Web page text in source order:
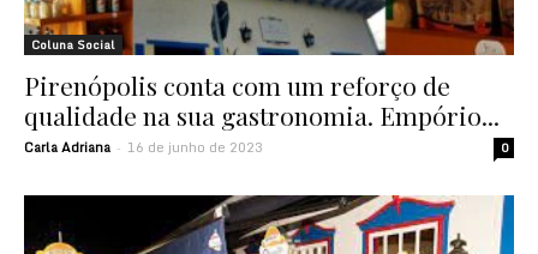
Coluna Social
Pirenópolis conta com um reforço de
qualidade na sua gastronomia. Empório...
Carla Adriana - 16 de junho de 2023 0